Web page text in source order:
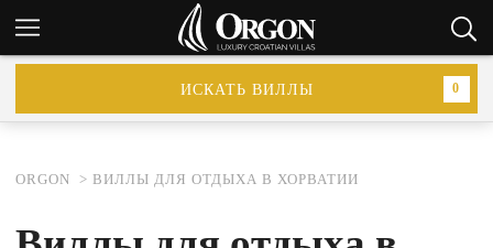
ИСКАТЬ ВИЛЛЫ 0
ORGON ВИЛЛЫ ДЛЯ ОТДЫХА В ХОРВАТИИ